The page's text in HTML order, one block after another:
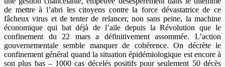
de mettre à l’abri les citoyens contre la force dévastatrice de ce
fâcheux virus et de tenter de relancer, non sans peine, la machine
économique qui bat déjà de l’aile depuis la Révolution que le
confinement du 22 mars a définitivement assommée. L’action
gouvernementale semble manquer de cohérence. On décrète le
confinement général quand la situation épidémiologique est encore à
son plus bas – 1000 cas décelés positifs pour seulement 50 décès